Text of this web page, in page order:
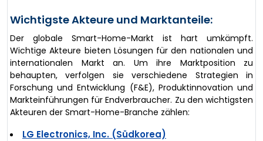
Wichtigste Akteure und Marktanteile:
Der globale Smart-Home-Markt ist hart umkämpft.
Wichtige Akteure bieten Lösungen für den nationalen und
internationalen Markt an. Um ihre Marktposition zu
behaupten, verfolgen sie verschiedene Strategien in
Forschung und Entwicklung (F&E), Produktinnovation und
Markteinführungen für Endverbraucher. Zu den wichtigsten
Akteuren der Smart-Home-Branche zählen:
LG Electronics, Inc. (Südkorea)